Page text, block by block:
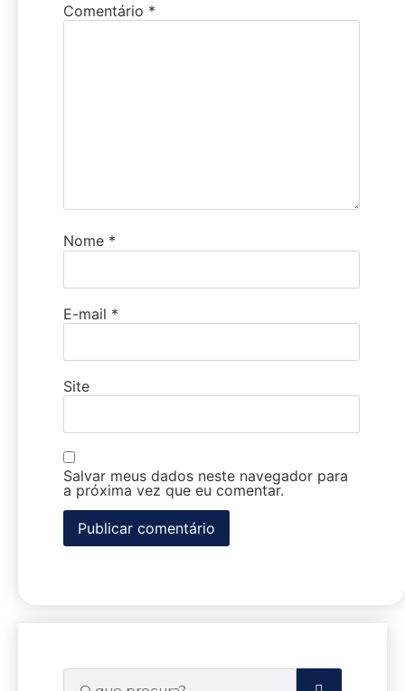
Comentário *
Nome *
E-mail *
Site
Salvar meus dados neste navegador para
a próxima vez que eu comentar.